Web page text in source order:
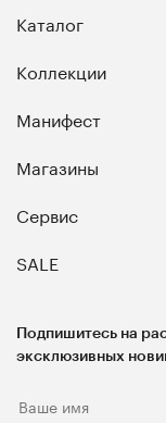
Каталог
Коллекции
Манифест
Магазины
Сервис
SALE
Подпишитесь на
эксклюзивных